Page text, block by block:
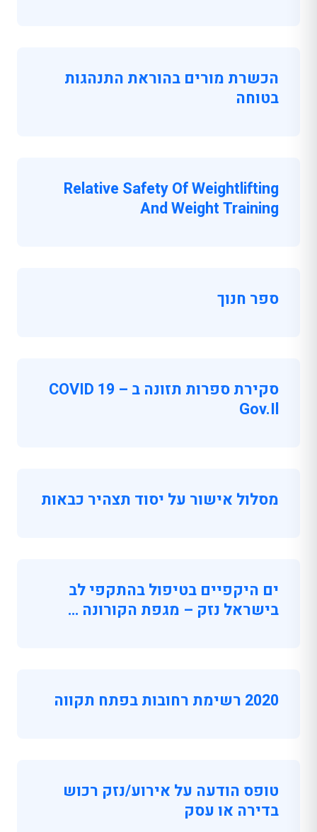
הכשרת מורים בהוראת התנהגות
בטוחה
Relative Safety Of Weightlifting
And Weight Training
ספר חנוך
סקירת ספרות תזונה ב COVID 19 –
Gov.il
מסלול אישור על יסוד תצהיר כבאות
ים היקפיים בטיפול בהתקפי לב
בישראל נזק – מגפת הקורונה …
2020 רשימת רחובות בפתח תקווה
טופס הודעה על אירוע/נזק רכוש
בדירה או עסק